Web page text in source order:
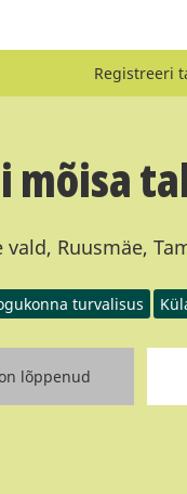
Registreeri
mõisa
vald, Ruusmäe,
turvalisus
lõppenud